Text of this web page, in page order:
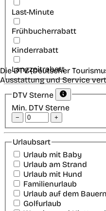
Last-Minute
Frühbucherrabatt
Kinderrabatt
Langzeitrabatt
DTV Sterne
Min. DTV Sterne
− +
Die DTV (Deutscher
Ausstattung und Service
Urlaubsart
Urlaub mit Baby
Urlaub am Strand
Urlaub mit Hund
Familienurlaub
Urlaub auf dem
Golfurlaub